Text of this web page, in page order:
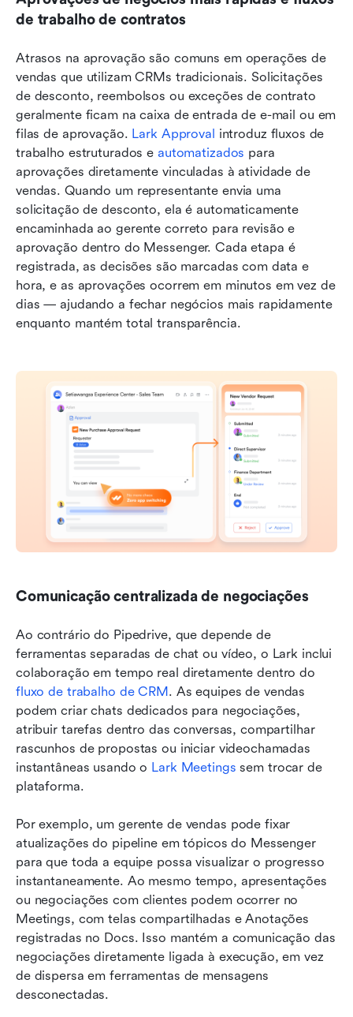
de trabalho de contratos
Atrasos na aprovação são comuns em operações de
vendas que utilizam CRMs tradicionais. Solicitações
de desconto, reembolsos ou exceções de contrato
geralmente ficam na caixa de entrada de e-mail ou em
filas de aprovação. Lark Approval introduz fluxos de
trabalho estruturados e automatizados para
aprovações diretamente vinculadas à atividade de
vendas. Quando um representante envia uma
solicitação de desconto, ela é automaticamente
encaminhada ao gerente correto para revisão e
aprovação dentro do Messenger. Cada etapa é
registrada, as decisões são marcadas com data e
hora, e as aprovações ocorrem em minutos em vez de
dias — ajudando a fechar negócios mais rapidamente
enquanto mantém total transparência.
Comunicação centralizada de negociações
Ao contrário do Pipedrive, que depende de
ferramentas separadas de chat ou vídeo, o Lark inclui
fluxo de trabalho de CRM. As equipes de vendas
podem criar chats dedicados para negociações,
atribuir tarefas dentro das conversas, compartilhar
rascunhos de propostas ou iniciar videochamadas
instantâneas usando o Lark Meetings sem trocar de
plataforma.
Por exemplo, um gerente de vendas pode fixar
atualizações do pipeline em tópicos do Messenger
para que toda a equipe possa visualizar o progresso
instantaneamente. Ao mesmo tempo, apresentações
ou negociações com clientes podem ocorrer no
Meetings, com telas compartilhadas e Anotações
registradas no Docs. Isso mantém a comunicação das
negociações diretamente ligada à execução, em vez
de dispersa em ferramentas de mensagens
desconectadas.